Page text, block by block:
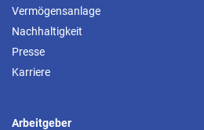
Vermögensanlage
Nachhaltigkeit
Presse
Karriere
Arbeitgeber